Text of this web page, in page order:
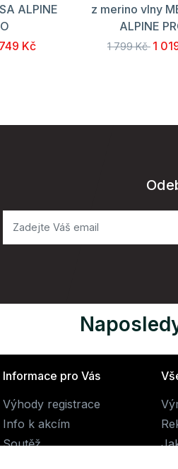
ALPINE
749 Kč
z merino vlny
ALPINE
1 799 Kč 1
Informace pro Vás
Výhody registrace
Info k akcím
Soutěž